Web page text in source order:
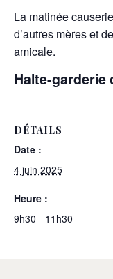
La matinée
d’autres mères et
amicale.
Halte-garderie
DÉTAILS
Date :
4 juin 2025
Heure :
9h30 - 11h30